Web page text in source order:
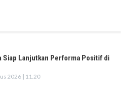
Siap Lanjutkan Performa Positif di
2026 | 11.20